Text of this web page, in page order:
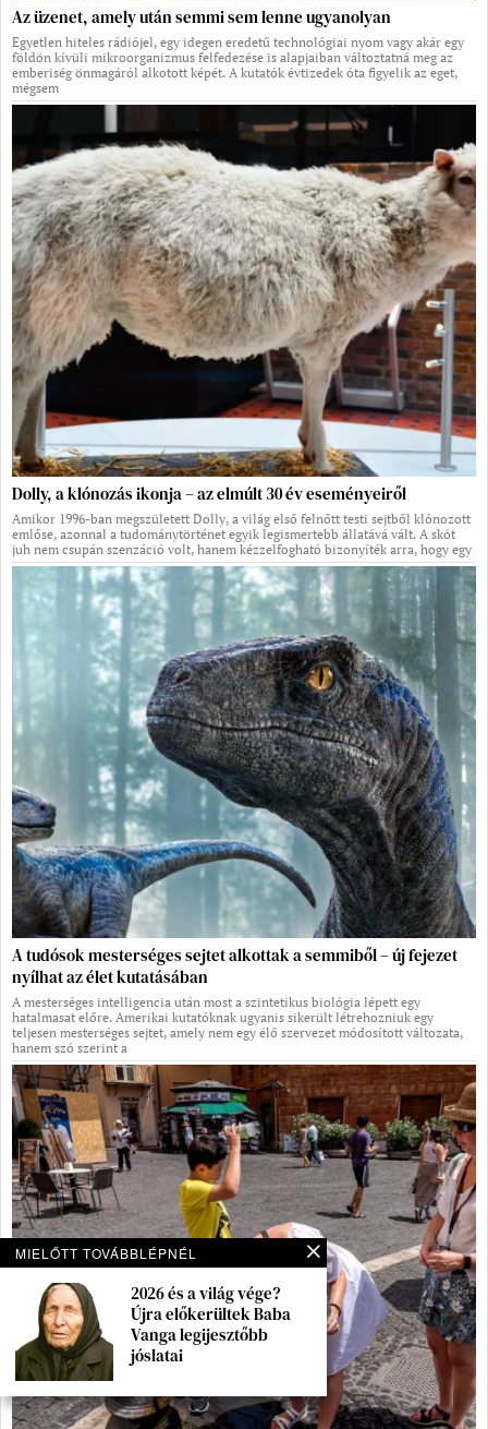
Az üzenet, amely után semmi sem lenne ugyanolyan
Egyetlen hiteles rádiójel, egy idegen eredetű technológiai nyom vagy akár egy
földön kívüli mikroorganizmus felfedezése is alapjaiban változtatná meg az
emberiség önmagáról alkotott képét. A kutatók évtizedek óta figyelik az eget,
mégsem
Dolly, a klónozás ikonja – az elmúlt 30 év eseményeiről
Amikor 1996-ban megszületett Dolly, a világ első felnőtt testi sejtből klónozott
emlőse, azonnal a tudománytörténet egyik legismertebb állatává vált. A skót
juh nem csupán szenzáció volt, hanem kézzelfogható bizonyíték arra, hogy egy
A tudósok mesterséges sejtet alkottak a semmiből – új fejezet
nyílhat az élet kutatásában
A mesterséges intelligencia után most a szintetikus biológia lépett egy
hatalmasat előre. Amerikai kutatóknak ugyanis sikerült létrehozniuk egy
teljesen mesterséges sejtet, amely nem egy élő szervezet módosított változata,
hanem szó szerint a
MIELŐTT TOVÁBBLÉPNÉL
2026 és a világ vége?
Újra előkerültek Baba
Vanga legijesztőbb
jóslatai